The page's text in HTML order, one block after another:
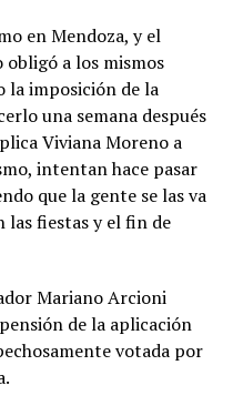
en Mendoza, y el
obligó a los mismos
la imposición de la
una semana después
Viviana Moreno a
intentan hace pasar
que la gente se las va
las fiestas y el fin de
Mariano Arcioni
de la aplicación
votada por